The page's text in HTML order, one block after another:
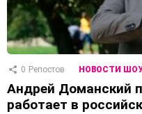
0 Репостов НОВОСТИ
Андрей Доманский
работает в